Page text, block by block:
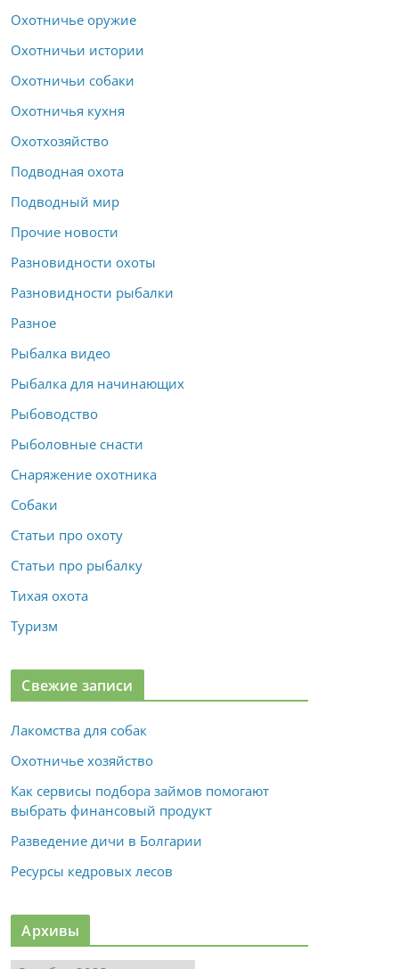
Охотничье оружие
Охотничьи истории
Охотничьи собаки
Охотничья кухня
Охотхозяйство
Подводная охота
Подводный мир
Прочие новости
Разновидности охоты
Разновидности рыбалки
Разное
Рыбалка видео
Рыбалка для начинающих
Рыбоводство
Рыболовные снасти
Снаряжение охотника
Собаки
Статьи про охоту
Статьи про рыбалку
Тихая охота
Туризм
Свежие записи
Лакомства для собак
Охотничье хозяйство
Как сервисы подбора займов помогают
выбрать финансовый продукт
Разведение дичи в Болгарии
Ресурсы кедровых лесов
Архивы